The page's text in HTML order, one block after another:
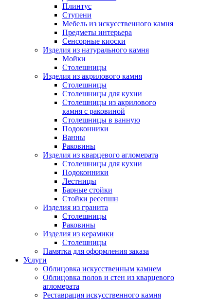
Плинтус
Ступени
Мебель из искусственного камня
Предметы интерьера
Сенсорные киоски
Изделия из натурального камня
Мойки
Столешницы
Изделия из акрилового камня
Столешницы
Столешницы для кухни
Столешницы из акрилового
камня с раковиной
Столешницы в ванную
Подоконники
Ванны
Раковины
Изделия из кварцевого агломерата
Столешницы для кухни
Подоконники
Лестницы
Барные стойки
Стойки ресепшн
Изделия из гранита
Столешницы
Раковины
Изделия из керамики
Столешницы
Памятка для оформления заказа
Услуги
Облицовка искусственным камнем
Облицовка полов и стен из кварцевого
агломерата
Реставрация искусственного камня